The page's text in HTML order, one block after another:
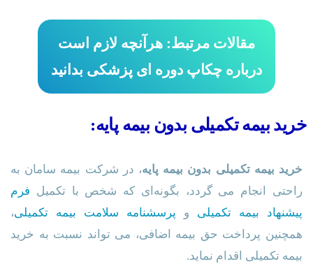
مقالات مرتبط: هرآنچه لازم است
درباره چکاپ دوره ای پزشکی بدانید
خرید بیمه تکمیلی بدون بیمه پایه:
خرید بیمه تکمیلی بدون بیمه پایه، در شرکت بیمه سامان به
راحتی انجام می گردد، بگونه‌‌ای که شخص با تکمیل فرم
پیشنهاد بیمه تکمیلی و پرسشنامه سلامت بیمه تکمیلی،
همچنین پرداخت حق بیمه اضافی، می تواند نسبت به خرید
بیمه تکمیلی اقدام نماید.